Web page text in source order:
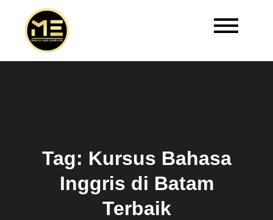
Bahasa Inggris Batam
Tag: Kursus Bahasa
Inggris di Batam
Terbaik